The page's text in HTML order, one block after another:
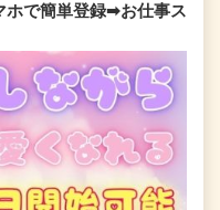
ホで簡単登録➡お仕事ス